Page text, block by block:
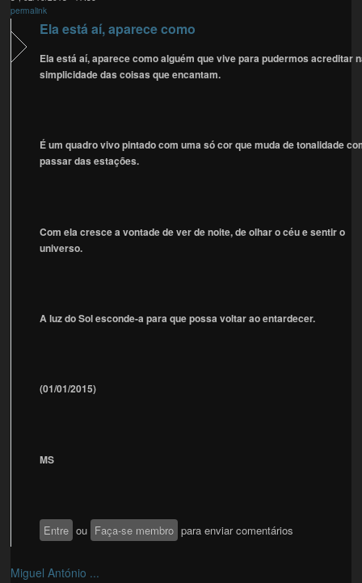
permalink
Ela está aí, aparece como
Ela está aí, aparece como alguém que vive para pudermos acreditar
simplicidade das coisas que encantam.
É um quadro vivo pintado com uma só cor que muda de tonalidade
passar das estações.
Com ela cresce a vontade de ver de noite, de olhar o céu e sentir o
universo.
A luz do Sol esconde-a para que possa voltar ao entardecer.
(01/01/2015)
MS
Entre ou Faça-se membro para enviar comentários
Miguel António ...